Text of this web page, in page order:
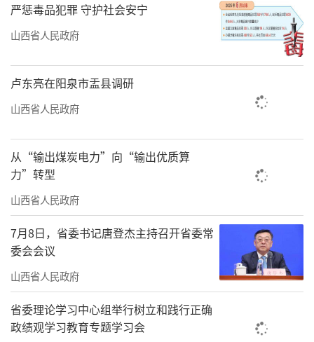
沿着长城一号旅游公路，古长城、古村
落、汉墓群等景区景点如珍珠项链般镶嵌在塞
北大地上。每逢节假日，众多省内外游客都会
来此自驾游，住民宿、品美食，乐在其中。
让游客处处感受便捷与安心“留下来”，
是我省优化旅游公共服务体系、提升游客体验
满意度、打响“旅游满意在山西”品牌的关
键。节假日期间，各景区利用官方服务平台实
行动态管理，及时发布预警、疏散分流游客，
保障景区平稳有序运行。2025年以来，我省建
立“2+48小时”投诉快速处理机制，开展旅游
服务“体检式”暗访，构建“好差评”和游客
满意度调查闭环机制，营造放心、舒心、开心
的旅游环境。
严惩毒品犯罪 守护社会安宁
山西省人民政府
卢东亮在阳泉市盂县调研
山西省人民政府
从“输出煤炭电力”向“输出优质算
力”转型
山西省人民政府
7月8日，省委书记唐登杰主持召开省委常
委会会议
山西省人民政府
省委理论学习中心组举行树立和践行正确
政绩观学习教育专题学习会